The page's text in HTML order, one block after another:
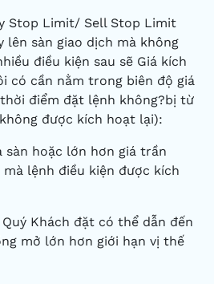
Stop Limit/ Sell Stop Limit
lên sàn giao dịch mà không
điều kiện sau sẽ Giá kích
có cần nằm trong biên độ giá
điểm đặt lệnh không?bị từ
được kích hoạt lại):
sàn hoặc lớn hơn giá trần
lệnh điều kiện được kích
Khách đặt có thể dẫn đến
mở lớn hơn giới hạn vị thế